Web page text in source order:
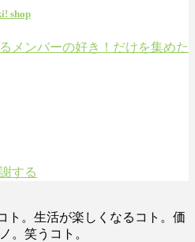
shop
メンバーの好き！だけを集めた
する
ト。生活が楽しくなるコト。価
。笑うコト。